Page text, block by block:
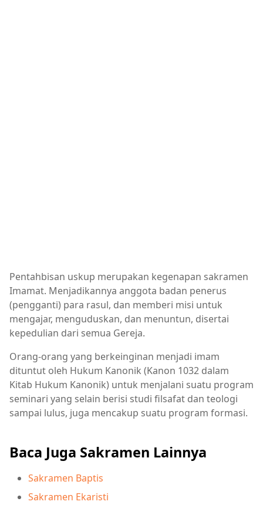
Pentahbisan uskup merupakan kegenapan sakramen
Imamat. Menjadikannya anggota badan penerus
(pengganti) para rasul, dan memberi misi untuk
mengajar, menguduskan, dan menuntun, disertai
kepedulian dari semua Gereja.
Orang-orang yang berkeinginan menjadi imam
dituntut oleh Hukum Kanonik (Kanon 1032 dalam
Kitab Hukum Kanonik) untuk menjalani suatu program
seminari yang selain berisi studi filsafat dan teologi
sampai lulus, juga mencakup suatu program formasi.
Baca Juga Sakramen Lainnya
Sakramen Baptis
Sakramen Ekaristi